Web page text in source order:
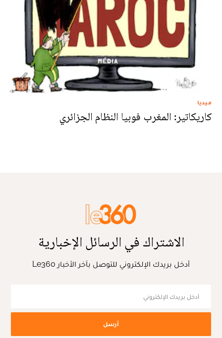
ميديا
كاريكاتير: المغرب فوبيا النظام الجزائري
الاشتراك في الرسائل الإخبارية
أدخل بريدك الإلكتروني للتوصل بآخر الأخبار Le360
أرسل